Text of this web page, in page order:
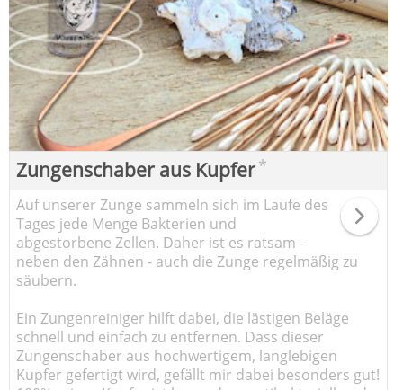
Zungenschaber aus Kupfer*
Auf unserer Zunge sammeln sich im Laufe des
Tages jede Menge Bakterien und
abgestorbene Zellen. Daher ist es ratsam -
neben den Zähnen - auch die Zunge regelmäßig zu
säubern.
Ein Zungenreiniger hilft dabei, die lästigen Beläge
schnell und einfach zu entfernen. Dass dieser
Zungenschaber aus hochwertigem, langlebigen
Kupfer gefertigt wird, gefällt mir dabei besonders gut!